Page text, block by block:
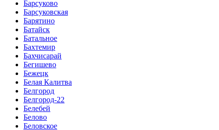
Барсуково
Барсуковская
Барятино
Батайск
Батальное
Бахтемир
Бахчисарай
Бегишево
Бежецк
Белая Калитва
Белгород
Белгород-22
Белебей
Белово
Беловское